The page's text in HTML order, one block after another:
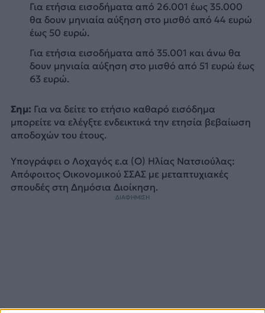
Για ετήσια εισοδήματα από 26.001 έως 35.000
θα δουν μηνιαία αύξηση στο μισθό από 44 ευρώ
έως 50 ευρώ.
Για ετήσια εισοδήματα από 35.001 και άνω θα
δουν μηνιαία αύξηση στο μισθό από 51 ευρώ έως
63 ευρώ.
Σημ: Για να δείτε το ετήσιο καθαρό εισόδημα
μπορείτε να ελέγξτε ενδεικτικά την ετησία βεβαίωση
αποδοχών του έτους.
Υπογράφει ο Λοχαγός ε.α (Ο) Ηλίας Νατσιούλας:
Απόφοιτος Οικονομικού ΣΣΑΣ με μεταπτυχιακές
σπουδές στη Δημόσια Διοίκηση.
ΔΙΑΦΗΜΙΣΗ